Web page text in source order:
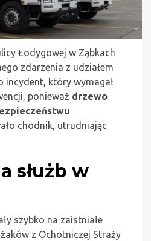
Łodygowej w Ząbkach
zdarzenia z udziałem
incydent, który wymagał
ponieważ drzewo
chodnik, utrudniając
służb w
szybko na zaistniałe
z Ochotniczej Straży